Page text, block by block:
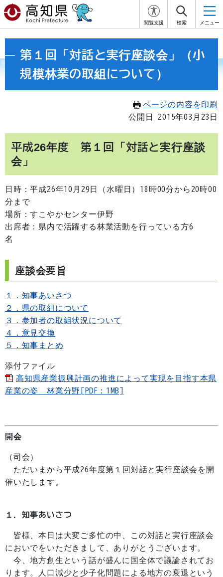
閲覧支援 検索 メニュー
第１回「対話と実行座談会」（小
規模林業の取組について）
ページの内容を印刷
公開日 2015年03月23日
平成26年度 第１回「対話と実行座談
会」
日時：平成26年10月29日（水曜日）18時00分から20時00
分まで
場所：すこやかセンター伊野
出席者：県内で活躍する林業活動を行っている方6
名
座談会要旨
１．知事あいさつ
２．県の取組について
３．参加者の取組状況について
４．意見交換
５
．知事まとめ
添付ファイル
高知県産業振興計画の推進によって実現を目指す本県
産業の姿 林業分野[PDF：1MB]
開会
（司会）
ただいまから平成26年度第１回対話と実行座談会を開
催いたします。
１．知事あいさつ
皆様、本日は大変ご多忙の中、この対話と実行座談会
においでをいただきまして、ありがとうございます。
今、地方創生という話が盛んに国全体で議論されてお
ります。人口減少と少子化問題による地方の衰退という